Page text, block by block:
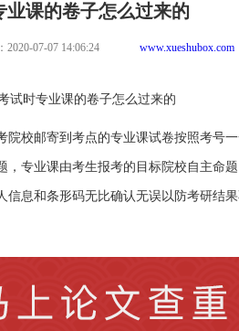
业课的卷子怎么过来的
2020-07-07 14:06:24 www.xueshubox.com
校邮寄到考点的专业课试卷按照考号
专业课由考生报考的目标院校自主命
息和条形码无比确认无误以防考研结果